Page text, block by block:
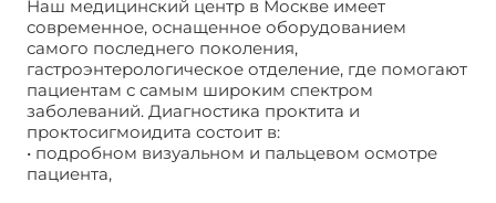
Наш медицинский центр в Москве имеет
современное, оснащенное оборудованием
самого последнего поколения,
гастроэнтерологическое отделение, где помогают
пациентам с самым широким спектром
заболеваний. Диагностика проктита и
проктосигмоидита состоит в:
• подробном визуальном и пальцевом осмотре
пациента,